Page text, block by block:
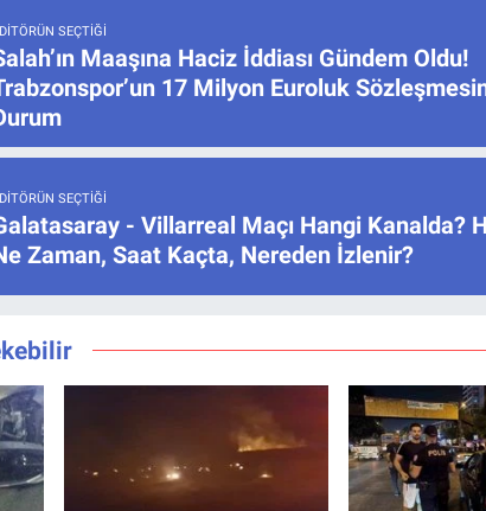
SEÇTIĞI
Maaşına Haciz İddiası Gündem Oldu!
17 Milyon Euroluk
SEÇTIĞI
- Villarreal Maçı Hangi Kanalda?
Zaman, Saat Kaçta, Nereden İzlenir?